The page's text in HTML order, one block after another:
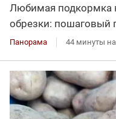
Любимая подкормка
обрезки: пошаговый
Панорама 44 минуты